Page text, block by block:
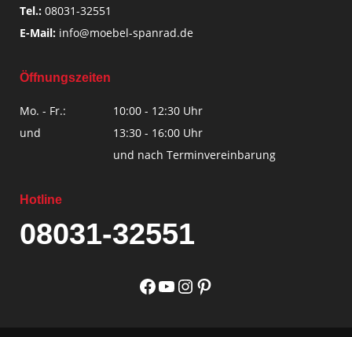
Tel.: 08031-32551
E-Mail: info@moebel-spanrad.de
Öffnungszeiten
Mo. - Fr.:
und
10:00 - 12:30 Uhr
13:30 - 16:00 Uhr
und nach Terminvereinbarung
Hotline
08031-32551
Facebook
YouTube
Instagram
Pinterest